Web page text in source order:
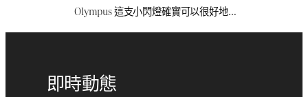
Olympus 這支小閃燈確實可以很好地…
即時動態